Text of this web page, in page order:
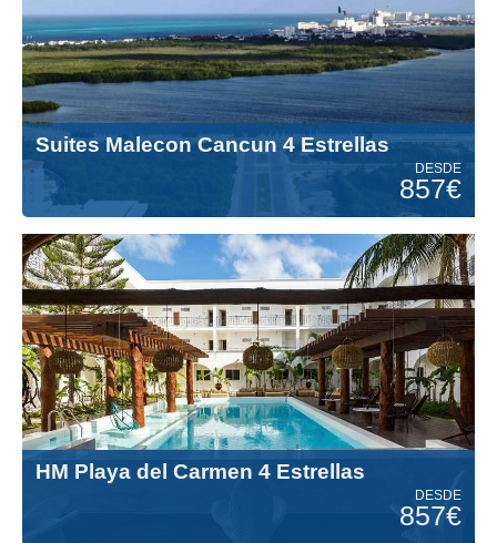
Suites Malecon Cancun 4 Estrellas
DESDE
857€
HM Playa del Carmen 4 Estrellas
DESDE
857€